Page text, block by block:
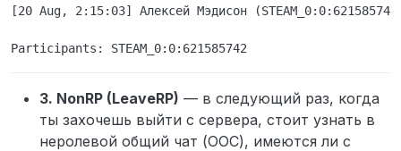
[20 Aug, 2:15:03] Алексей Мэдисон
3. NonRP (LeaveRP) — в следующий раз, когда
ты захочешь выйти с сервера, стоит узнать в
неролевой общий чат (ООС), имеются ли с